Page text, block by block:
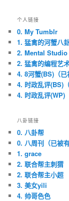
个人链接
0. My Tumblr
1. 猛禽的河蟹八
2. Mental Studio
2. 猛禽的编程艺
4. 8河蟹(BS)（已
4. 时政乱评(BS)
4. 时政乱评(WP)
八卦链接
0. 八卦帮
0. 八周刊（已被
1. grace
2. 联合帮主刺猬
2. 联合帮主小超
3. 美女yili
4. 帅哥色色